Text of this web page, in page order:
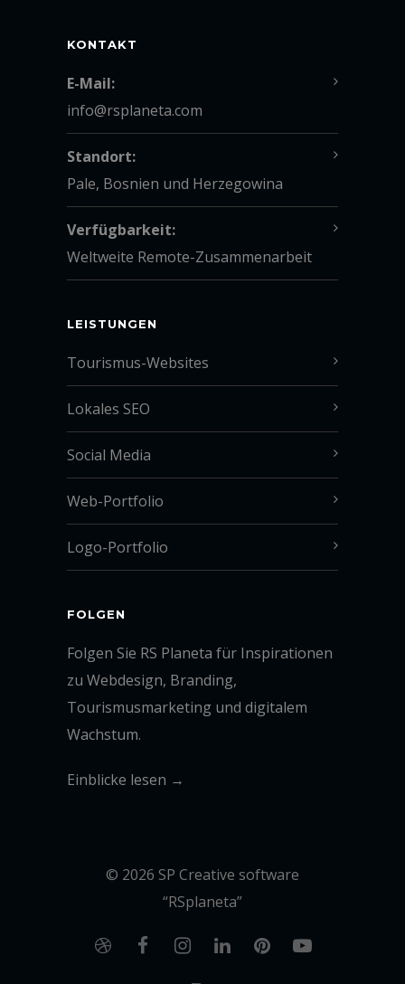
KONTAKT
E-Mail:
info@rsplaneta.com
Standort:
Pale, Bosnien und Herzegowina
Verfügbarkeit:
Weltweite Remote-Zusammenarbeit
LEISTUNGEN
Tourismus-Websites
Lokales SEO
Social Media
Web-Portfolio
Logo-Portfolio
FOLGEN
Folgen Sie RS Planeta für Inspirationen
zu Webdesign, Branding,
Tourismusmarketing und digitalem
Wachstum.
Einblicke lesen →
© 2026 SP Creative software
“RSplaneta”